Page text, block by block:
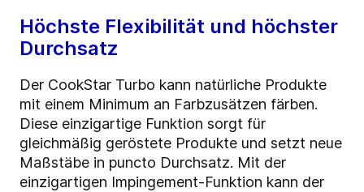
Höchste Flexibilität und höchster
Durchsatz
Der CookStar Turbo kann natürliche Produkte
mit einem Minimum an Farbzusätzen färben.
Diese einzigartige Funktion sorgt für
gleichmäßig geröstete Produkte und setzt neue
Maßstäbe in puncto Durchsatz. Mit der
einzigartigen Impingement-Funktion kann der